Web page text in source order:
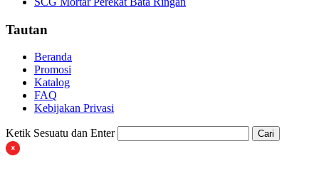
Tautan
Beranda
Promosi
Katalog
FAQ
Kebijakan Privasi
Ketik Sesuatu dan Enter Cari